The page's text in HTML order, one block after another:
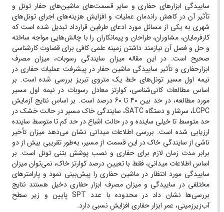
ساییدگی ابزارهای حفاری و سایر قسمت‌های ماشین‌های حفار تونل و
تأثیر آن در کاهش راندمان عملیات و افزایش هزینه‌های اجرای تونل‌های
شهری به یکی از مسائل مورد ادعای طرفین قرارداد تبدیل شده است که
کارفرمایان، مشاوران، طراحان و پیمانکاران را با چالش‌هایی مواجه ساخته
و حل و فصل آن نیازمند داشتن زمینه علمی کافی برای قضاوت کارشناسی
صحیح است. در این مقاله میزان سایندگی رسوبات، میزان مصرف
ابزارحفاری و تأثیر ساییدگی ماشین حفار در پیشرفت عملیات حفاری در
نیمه اول مسیر تونل‌های خط یک متروی تبریز بررسی شده است. بر
اساس مطالعات کانی‌شناسی، کوارتز معادل رسوبات در نیمه اول مسیر
مورد مطالعه، در حد بین 40 تا 60 درصد است. بر اساس نتایج آزمایش
LCPC، سرشار و دستگاه‌ SATC، سایندگی خاک مسیر در حالت خشک در
حد متوسط تا خیلی ساینده و در حالت اشباع در حد کم تا متوسط ساینده
ارزیابی شده است. بررسی اطلاعات میدانی نشان می‌دهد میزان تأخیر
ناشی از سایندگی خاک در این قسمت از مسیر، به‌طور تقریبی بیش از دو
برابر مدت زمان لازم برای حفاری و نصب پوشش بتنی تونل است. بر
اساس اطلاعات میدانی، فقط با تعیین درصد کوارتز خاک، نمی‌توان میزان
ساییدگی مورد انتظار در ماشین حفاری را پیش‌بینی نمود و پارامترهای
مختلفی در ساییدگی و میزان مصرف ابزار حفاری دخیل هستند نتایج
بررسی‌ها نشان داد در محدوده با عدد SPT پایین و زیر سطح
آب‌زیرزمینی، عمر ابزار حفاری افزایش نسبی دارد.